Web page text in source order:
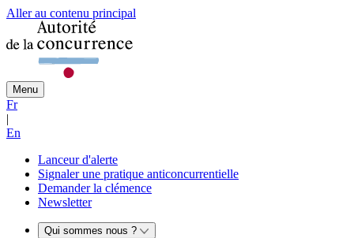
Aller au contenu principal
Menu
Fr
|
En
Lanceur d'alerte
Signaler une pratique anticoncurrentielle
Demander la clémence
Newsletter
Qui sommes nous ?